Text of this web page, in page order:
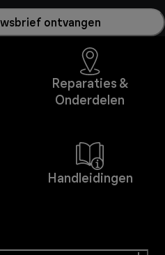
ontvangen
Reparaties &
Onderdelen
Handleidingen